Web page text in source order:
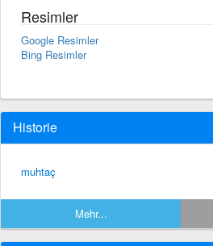
Resimler
Google Resimler
Bing Resimler
Historie
muhtaç
Mehr...